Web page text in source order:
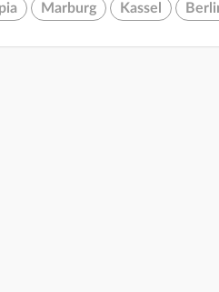
Marburg Kassel